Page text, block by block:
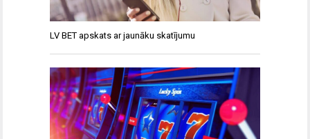
LV BET apskats ar jaunāku skatījumu